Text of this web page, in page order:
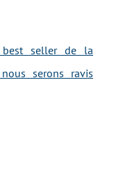
best seller de la
serons ravis